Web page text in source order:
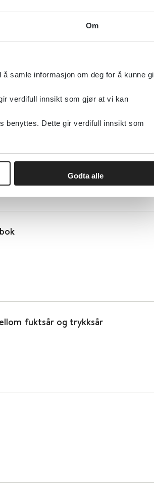
Om
samle informasjon om deg for å kunne gi
verdifull innsikt som gjør at vi kan
benyttes. Dette gir verdifull innsikt som
Godta alle
for helsevesenet og
Norsk psykologforening)
av trykk-indusert skade på
fuktsår og trykksår